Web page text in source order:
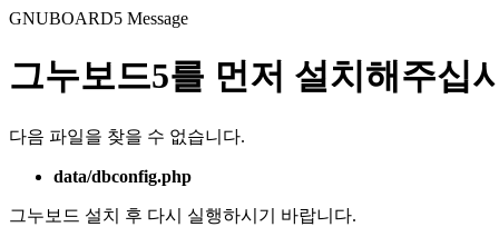
GNUBOARD5 Message
그누보드5를 먼저 설치해주십
다음 파일을 찾을 수 없습니다.
data/dbconfig.php
그누보드 설치 후 다시 실행하시기 바랍니다.